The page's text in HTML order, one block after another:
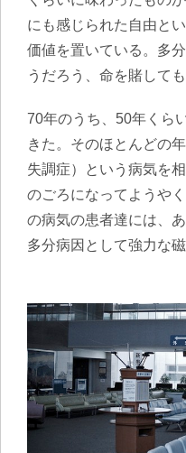
にも感じられた自由と
価値を置いている。多
うだろう、命を賭して
70年のうち、50年くら
きた。そのほとんどの
失調症）という病気を
のごろになってようや
の病気の患者達には、
多分病因として強力な